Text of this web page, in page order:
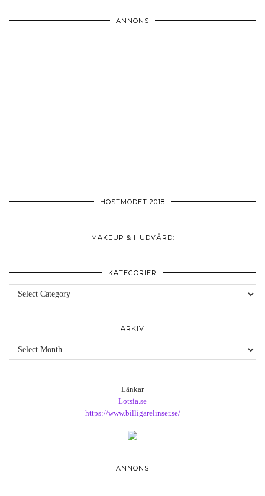
ANNONS
HÖSTMODET 2018
MAKEUP & HUDVÅRD:
KATEGORIER
Kategorier
ARKIV
Arkiv
Länkar
Lotsia.se
https://www.billigarelinser.se/
ANNONS